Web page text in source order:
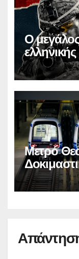
Ο
ελληνικής
Μετρό